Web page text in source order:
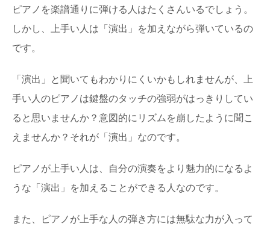
どんな物があると良いのでしょうか？ 忘れてはい...
美しい国といわれる「日本」には、風景を楽しめる絶景ス
ポットがたくさんあります。 そこでここでは...
青物の釣りは朝方や夕方がイイ？夜に青物を
釣る方法をご紹介！
インドへの観光旅行で気になるのが服装！民族衣装のサリ
ピアノを楽譜通りに弾ける人はたくさんいるでしょう。
しかし、上手い人は「演出」を加えながら弾いているの
です。
「演出」と聞いてもわかりにくいかもしれませんが、上
手い人のピアノは鍵盤のタッチの強弱がはっきりしてい
ると思いませんか？意図的にリズムを崩したように聞こ
えませんか？それが「演出」なのです。
ピアノが上手い人は、自分の演奏をより魅力的になるよ
うな「演出」を加えることができる人なのです。
また、ピアノが上手な人の弾き方には無駄な力が入って